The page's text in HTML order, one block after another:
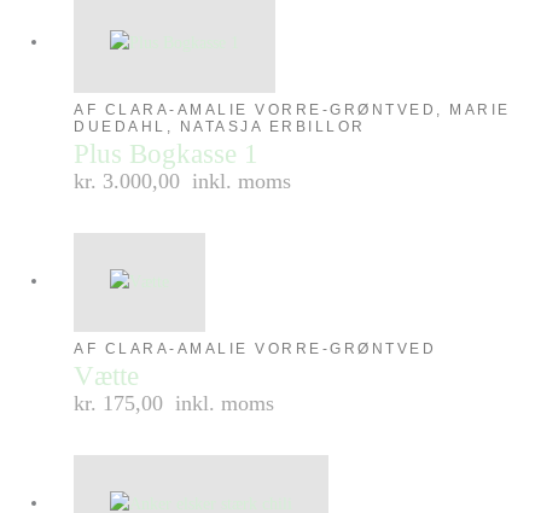
AF CLARA-AMALIE VORRE-GRØNTVED, MARIE
DUEDAHL, NATASJA ERBILLOR
Plus Bogkasse 1
kr. 3.000,00 inkl. moms
AF CLARA-AMALIE VORRE-GRØNTVED
Vætte
kr. 175,00 inkl. moms